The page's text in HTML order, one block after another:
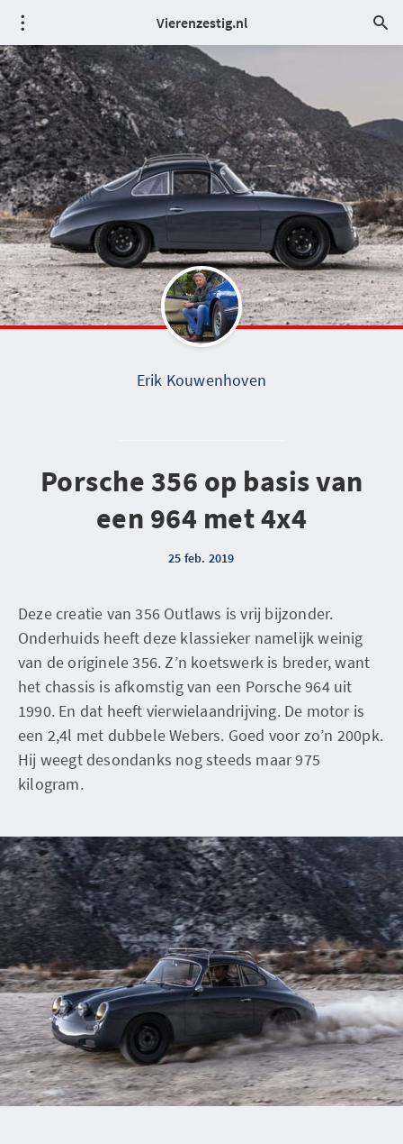
Vierenzestig.nl
Erik Kouwenhoven
Porsche 356 op basis van
een 964 met 4x4
25 feb. 2019
Deze creatie van 356 Outlaws is vrij bijzonder.
Onderhuids heeft deze klassieker namelijk weinig
van de originele 356. Z’n koetswerk is breder, want
het chassis is afkomstig van een Porsche 964 uit
1990. En dat heeft vierwielaandrijving. De motor is
een 2,4l met dubbele Webers. Goed voor zo’n 200pk.
Hij weegt desondanks nog steeds maar 975
kilogram.